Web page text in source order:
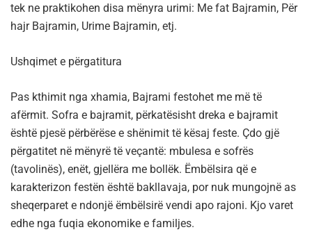
tek ne praktikohen disa mënyra urimi: Me fat Bajramin, Për
hajr Bajramin, Urime Bajramin, etj.
Ushqimet e përgatitura
Pas kthimit nga xhamia, Bajrami festohet me më të
afërmit. Sofra e bajramit, përkatësisht dreka e bajramit
është pjesë përbërëse e shënimit të kësaj feste. Çdo gjë
përgatitet në mënyrë të veçantë: mbulesa e sofrës
(tavolinës), enët, gjellëra me bollëk. Ëmbëlsira që e
karakterizon festën është bakllavaja, por nuk mungojnë as
sheqerparet e ndonjë ëmbëlsirë vendi apo rajoni. Kjo varet
edhe nga fuqia ekonomike e familjes.